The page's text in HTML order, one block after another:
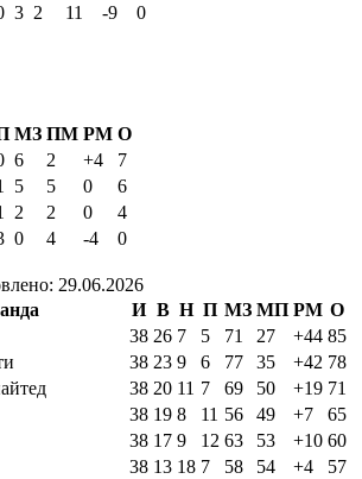
3 2 11 -9
0
МЗ ПМ РМ О
6 2 +4
7
5 5 0
6
2 2 0
4
0 4 -4
0
29.06.2026
И В Н П МЗ МП РМ О
38 26 7 5 71 27 +44 85
38 23 9 6 77 35 +42 78
38 20 11 7 69 50 +19 71
38 19 8 11 56 49 +7
65
38 17 9 12 63 53 +10 60
38 13 18 7 58 54 +4
57